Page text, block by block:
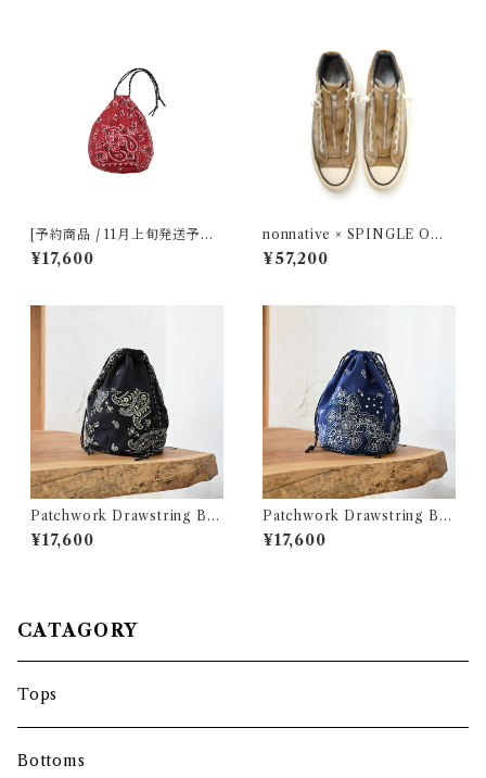
[予約商品 / 11月上旬発送予定]
CFN Malik / M3R Drawstri
ng Bag
¥17,600
nonnative × SPINGLE OM
BRE CHECK by Rafu < BEI
GE >
¥57,200
Patchwork Drawstring Ba
g C/# BLACK
¥17,600
Patchwork Drawstring Ba
g C/# NAVY
¥17,600
CATAGORY
Tops
Bottoms